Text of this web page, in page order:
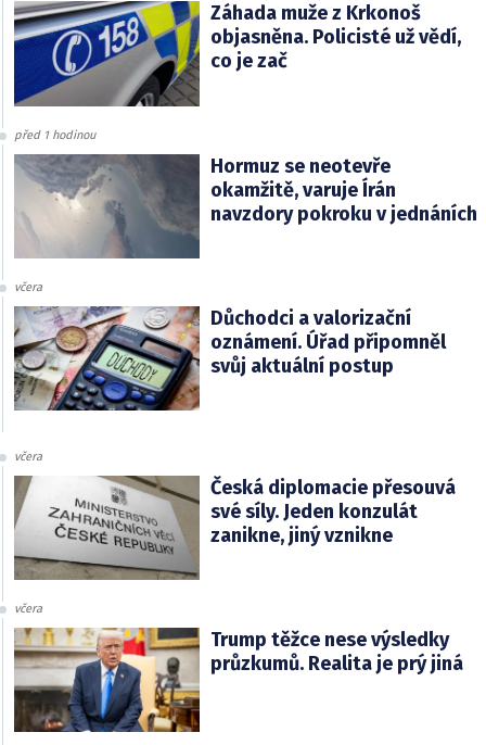
Záhada muže z Krkonoš
objasněna. Policisté už vědí,
co je zač
před 1 hodinou
Hormuz se neotevře
okamžitě, varuje Írán
navzdory pokroku v jednáních
včera
Důchodci a valorizační
oznámení. Úřad připomněl
svůj aktuální postup
včera
Česká diplomacie přesouvá
své síly. Jeden konzulát
zanikne, jiný vznikne
včera
Trump těžce nese výsledky
průzkumů. Realita je prý jiná